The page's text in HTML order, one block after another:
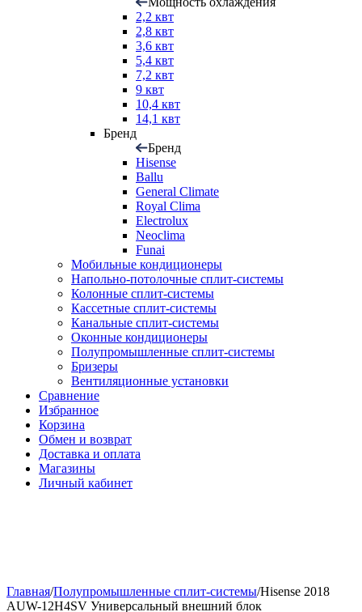
2,2 квт
2,8 квт
3,6 квт
5,4 квт
7,2 квт
9 квт
10,4 квт
14,1 квт
Бренд
Бренд
Hisense
Ballu
General Climate
Royal Clima
Electrolux
Neoclima
Funai
Мобильные кондиционеры
Напольно-потолоч​ные ​сплит-системы
Колонные ​​сплит-системы
Кассетные сплит-системы
Канальные сплит-системы
Оконные кондиционеры
Полупромышленные сплит-системы
Бризеры
Вентиляционные установки
Сравнение
Избранное
Корзина
Обмен и возврат
Доставка и оплата
Магазины
Личный кабинет
Главная/Полупромышленные сплит-системы/Hisense 2018
AUW-12H4SV Универсальный внешний блок